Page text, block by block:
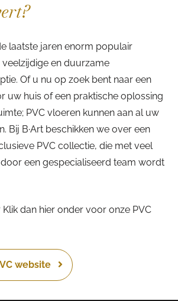
laatste jaren enorm populair
en duurzame
Of u nu op zoek bent naar een
uw huis of een praktische oplossing
PVC vloeren kunnen aan al uw
Bij B·Art beschikken we over een
PVC collectie, die met veel
een gespecialiseerd team wordt
dan hier onder voor onze PVC
website